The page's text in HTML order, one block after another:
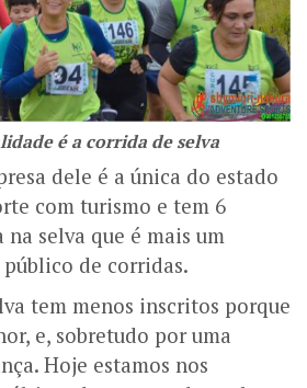
é a corrida de selva
dele é a única do estado
com turismo e tem 6
selva que é mais um
de corridas.
tem menos inscritos porque
e, sobretudo por uma
Hoje estamos nos